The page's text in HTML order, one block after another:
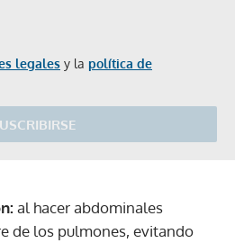
legales y la política de
al hacer abdominales
de los pulmones, evitando